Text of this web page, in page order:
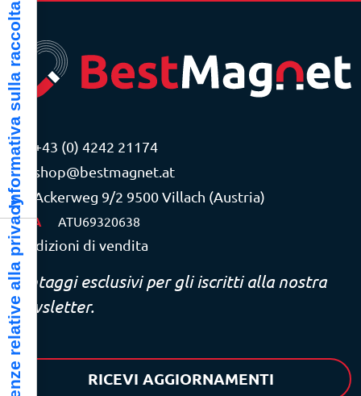
+43 (0) 4242 21174
shop@bestmagnet.at
Ackerweg 9/2 9500 Villach (Austria)
P.IVA ATU69320638
Condizioni di vendita
Vantaggi esclusivi per gli iscritti alla nostra
newsletter.
RICEVI AGGIORNAMENTI
Informativa sulla raccolta